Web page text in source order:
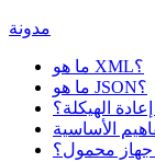
مدونة
ما هو XML؟
ما هو JSON؟
الهيكلة؟
محمول؟